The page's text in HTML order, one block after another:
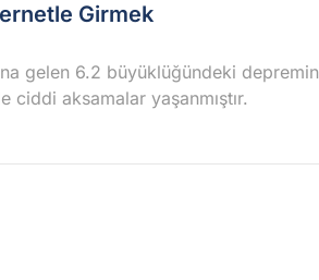
Girmek
gelen 6.2 büyüklüğündeki depremin
ciddi aksamalar yaşanmıştır.